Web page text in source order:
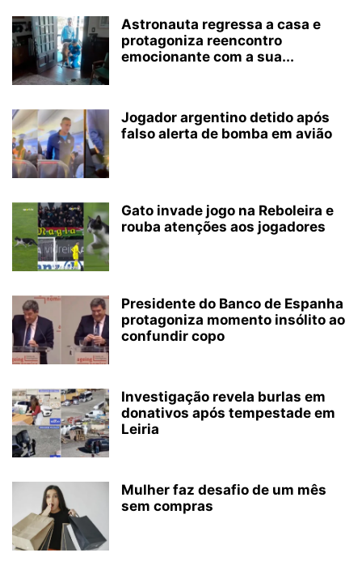
Astronauta regressa a casa e
protagoniza reencontro
emocionante com a sua...
Jogador argentino detido após
falso alerta de bomba em avião
Gato invade jogo na Reboleira e
rouba atenções aos jogadores
Presidente do Banco de Espanha
protagoniza momento insólito ao
confundir copo
Investigação revela burlas em
donativos após tempestade em
Leiria
Mulher faz desafio de um mês
sem compras